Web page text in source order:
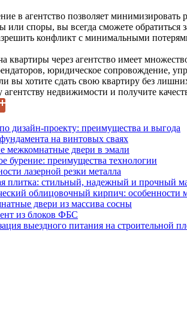
в агентство позволяет
или споры, вы всегда сможете
конфликт с минимальными
квартиры через агентство имеет
юридическое сопровождение,
вы хотите сдать свою квартиру без
агентству недвижимости и получите
дизайн-проекту: преимущества и выгода
на винтовых сваях
межкомнатные двери в эмали
бурение: преимущества технологии
лазерной резки металла
плитка: стильный, надежный и прочный
облицовочный кирпич: особенности
двери из массива сосны
из блоков ФБС
выездного питания на строительной